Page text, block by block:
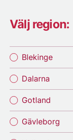
Välj region:
Blekinge
Dalarna
Gotland
Gävleborg